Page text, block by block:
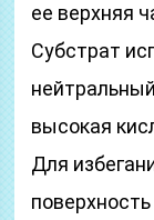
ее верхняя
Субстрат
высокая
Для